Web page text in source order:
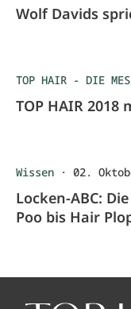
Wolf Davids
TOP HAIR - DIE
TOP HAIR
Wissen · 02.
Locken-ABC:
Poo bis Hair